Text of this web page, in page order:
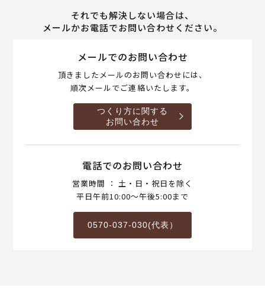
それでも解決しない場合は、
メールかお電話でお問い合わせください。
メールでのお問い合わせ
頂きましたメールのお問い合わせには、
順次メールでご連絡いたします。
つくり方に関する
お問い合わせ
電話でのお問い合わせ
営業時間 ： 土・日・祝日を除く
平日午前10:00～午後5:00まで
0570-037-030(代表）